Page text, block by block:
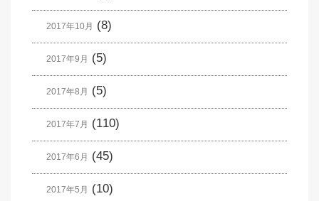
2017年10月 (8)
2017年9月 (5)
2017年8月 (5)
2017年7月 (110)
2017年6月 (45)
2017年5月 (10)